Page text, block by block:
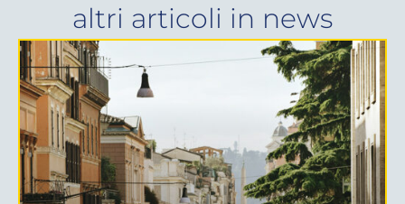
altri articoli in news